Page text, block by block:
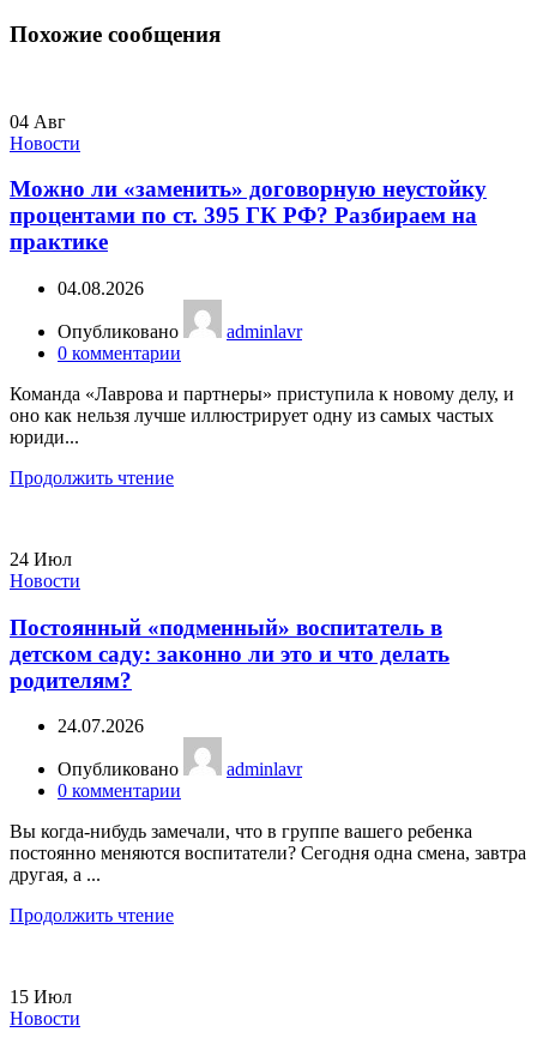
Похожие сообщения
04 Авг
Новости
Можно ли «заменить» договорную неустойку
процентами по ст. 395 ГК РФ? Разбираем на
практике
04.08.2026
Опубликовано
adminlavr
0 комментарии
Команда «Лаврова и партнеры» приступила к новому делу, и
оно как нельзя лучше иллюстрирует одну из самых частых
юриди...
Продолжить чтение
24 Июл
Новости
Постоянный «подменный» воспитатель в
детском саду: законно ли это и что делать
родителям?
24.07.2026
Опубликовано
adminlavr
0 комментарии
Вы когда-нибудь замечали, что в группе вашего ребенка
постоянно меняются воспитатели? Сегодня одна смена, завтра
другая, а ...
Продолжить чтение
15 Июл
Новости